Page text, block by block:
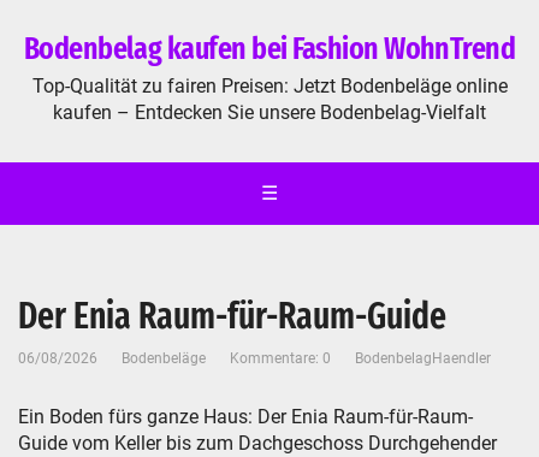
Bodenbelag kaufen bei Fashion WohnTrend
Top-Qualität zu fairen Preisen: Jetzt Bodenbeläge online
kaufen – Entdecken Sie unsere Bodenbelag-Vielfalt
☰
Der Enia Raum-für-Raum-Guide
06/08/2026 Bodenbeläge Kommentare: 0 BodenbelagHaendler
Ein Boden fürs ganze Haus: Der Enia Raum-für-Raum-
Guide vom Keller bis zum Dachgeschoss Durchgehender